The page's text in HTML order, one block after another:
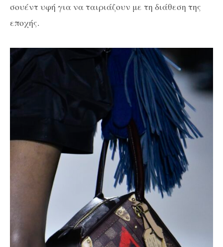
σουέντ υφή για να ταιριάζουν με τη διάθεση της
εποχής.